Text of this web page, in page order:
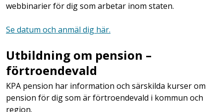
webbinarier för dig som arbetar inom staten.
Se datum och anmäl dig här.
Utbildning om pension –
förtroendevald
KPA pension har information och särskilda kurser om
pension för dig som är förtroendevald i kommun och
region.